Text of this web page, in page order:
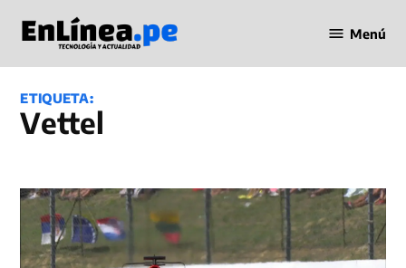
contenido
en Línea
Menú
ETIQUETA:
Vettel